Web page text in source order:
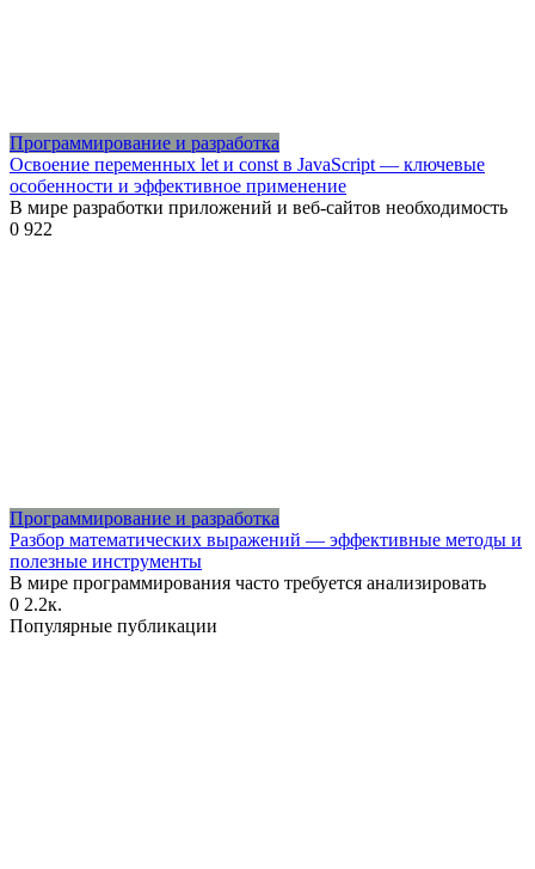
Программирование и разработка
Освоение переменных let и const в JavaScript — ключевые
особенности и эффективное применение
В мире разработки приложений и веб-сайтов необходимость
0 922
Программирование и разработка
Разбор математических выражений — эффективные методы и
полезные инструменты
В мире программирования часто требуется анализировать
0 2.2к.
Популярные публикации